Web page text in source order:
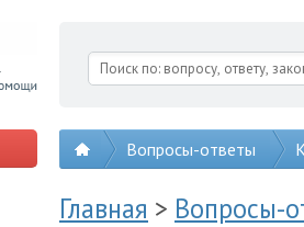
Вопросы-ответы
Главная > Вопросы-